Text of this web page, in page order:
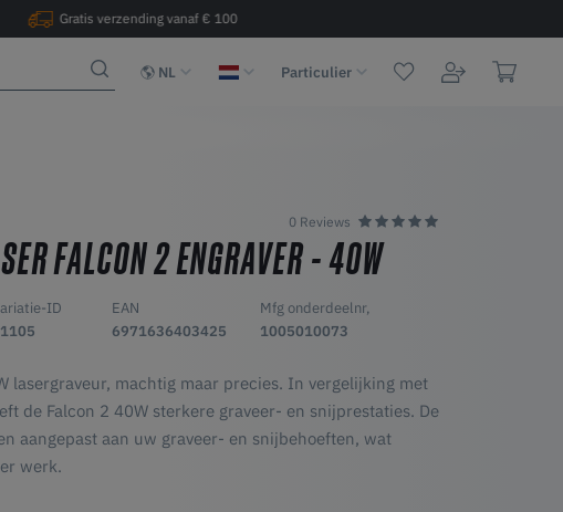
Gratis verzending vanaf € 100
NL Particulier
0 Reviews
FALCON 2 ENGRAVER - 40W
ID
EAN
6971636403425
Mfg onderdeelnr,
1005010073
lasergraveur, machtig maar precies. In vergelijking met
de Falcon 2 40W sterkere graveer- en snijprestaties. De
aangepast aan uw graveer- en snijbehoeften, wat
werk.